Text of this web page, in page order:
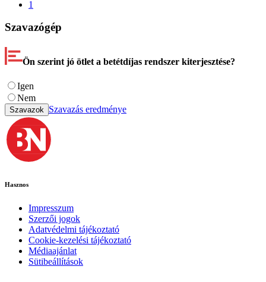
1
Szavazógép
Ön szerint jó ötlet a betétdíjas rendszer kiterjesztése?
Igen
Nem
Szavazok Szavazás eredménye
Hasznos
Impresszum
Szerzői jogok
Adatvédelmi tájékoztató
Cookie-kezelési tájékoztató
Médiaajánlat
Sütibeállítások